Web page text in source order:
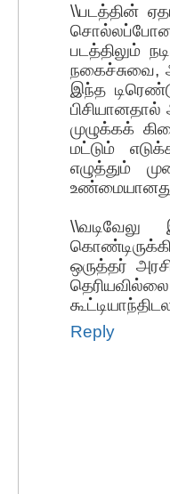
\\படத்தின்
படத்திலும்
நகைச்சுவை,
இந்த
முழுக்கக்
மட்டும்
எழுத்தும்
உண்மையானது
ஒருத்தர்
Reply